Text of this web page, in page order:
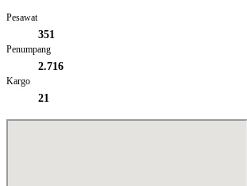
Pesawat
351
Penumpang
2.716
Kargo
21